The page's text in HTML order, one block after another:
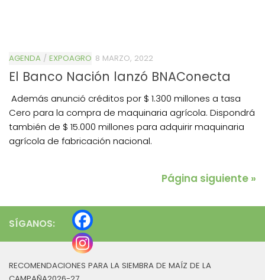
AGENDA / EXPOAGRO 8 MARZO, 2022
El Banco Nación lanzó BNAConecta
Además anunció créditos por $ 1.300 millones a tasa
Cero para la compra de maquinaria agrícola. Dispondrá
también de $ 15.000 millones para adquirir maquinaria
agrícola de fabricación nacional.
Página siguiente »
SÍGANOS:
RECOMENDACIONES PARA LA SIEMBRA DE MAÍZ DE LA